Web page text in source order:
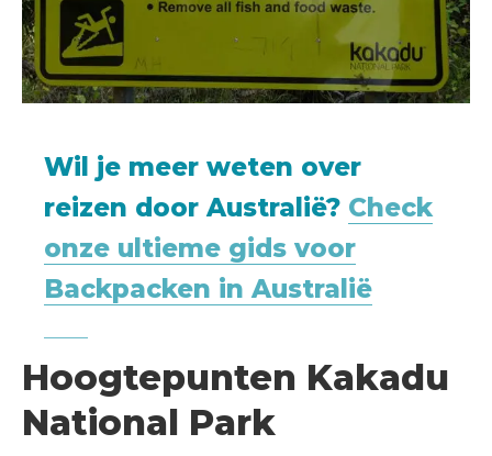
Wil je meer weten over
reizen door Australië? Check
onze ultieme gids voor
Backpacken in Australië
Hoogtepunten Kakadu
National Park